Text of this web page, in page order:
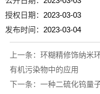
授权日期： 2023-03-03
发布时间： 2023-03-04
上一条： 环糊精修饰纳米
有机污染物中的应用
下一条： 一种二硫化钨量